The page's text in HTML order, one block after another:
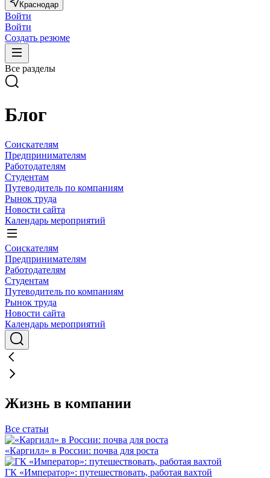
Краснодар
Войти
Войти
Создать резюме
Все разделы
Блог
Соискателям
Предпринимателям
Работодателям
Студентам
Путеводитель по компаниям
Рынок труда
Новости сайта
Календарь мероприятий
Соискателям
Предпринимателям
Работодателям
Студентам
Путеводитель по компаниям
Рынок труда
Новости сайта
Календарь мероприятий
Жизнь в компании
Все статьи
«Каргилл» в России: почва для роста
ГК «Император»: путешествовать, работая вахтой